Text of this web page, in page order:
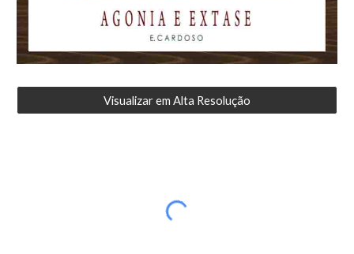
Visualizar em Alta Resolução